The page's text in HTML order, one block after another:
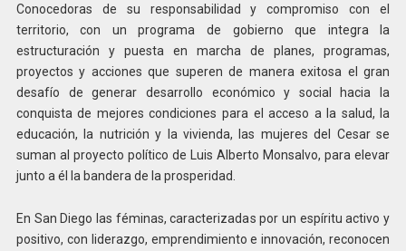
Conocedoras de su responsabilidad y compromiso con el
territorio, con un programa de gobierno que integra la
estructuración y puesta en marcha de planes, programas,
proyectos y acciones que superen de manera exitosa el gran
desafío de generar desarrollo económico y social hacia la
conquista de mejores condiciones para el acceso a la salud, la
educación, la nutrición y la vivienda, las mujeres del Cesar se
suman al proyecto político de Luis Alberto Monsalvo, para elevar
junto a él la bandera de la prosperidad.
En San Diego las féminas, caracterizadas por un espíritu activo y
positivo, con liderazgo, emprendimiento e innovación, reconocen